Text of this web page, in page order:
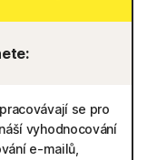
se pro
vyhodnocování
e-mailů,